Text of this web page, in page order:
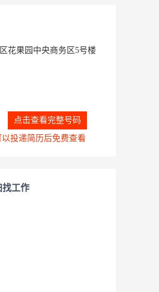
花果园中央商务区5号楼
点击查看完整号码
以投递简历后免费查看
找工作